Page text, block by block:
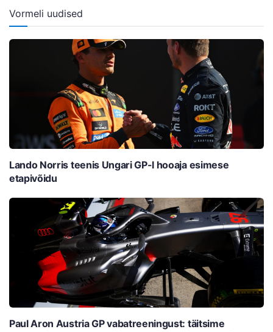
Vormeli uudised
Lando Norris teenis Ungari GP-l hooaja esimese
etapivõidu
Paul Aron Austria GP vabatreeningust: täitsime